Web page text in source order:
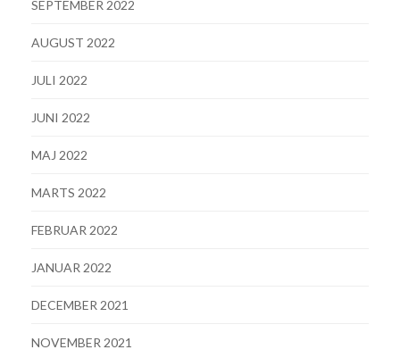
SEPTEMBER 2022
AUGUST 2022
JULI 2022
JUNI 2022
MAJ 2022
MARTS 2022
FEBRUAR 2022
JANUAR 2022
DECEMBER 2021
NOVEMBER 2021